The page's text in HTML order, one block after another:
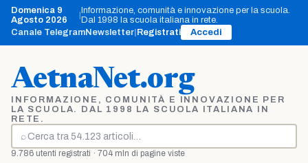
Vai
contenuto
Domenica 9
Agosto 2026
|Informazione, comunità e innovazione per la scuola.
Dal 1998 la scuola italiana in rete.
Canale TelegramNewsletter Registrati Accedi
AetnaNet.org
INFORMAZIONE, COMUNITÀ E INNOVAZIONE PER
LA SCUOLA. DAL 1998 LA SCUOLA ITALIANA IN
RETE.
⌕
Cerca
9.786 utenti registrati · 704 mln di pagine viste